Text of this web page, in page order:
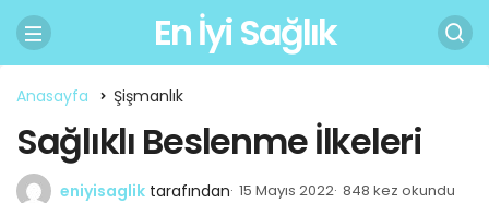
En İyi Sağlık
Anasayfa Şişmanlık
Sağlıklı Beslenme İlkeleri
eniyisaglik tarafından 15 Mayıs 2022 848 kez okundu